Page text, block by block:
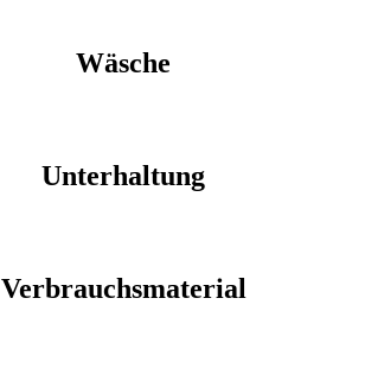
Wäsche
Unterhaltung
Verbrauchsmaterial